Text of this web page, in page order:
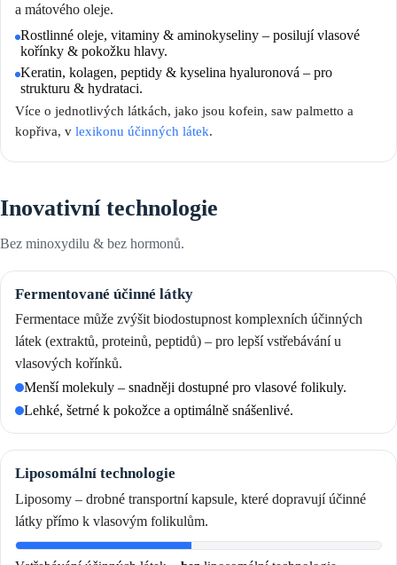
a mátového oleje.
Rostlinné oleje, vitaminy & aminokyseliny – posilují vlasové
kořínky & pokožku hlavy.
Keratin, kolagen, peptidy & kyselina hyaluronová – pro
strukturu & hydrataci.
Více o jednotlivých látkách, jako jsou kofein, saw palmetto a
kopřiva, v lexikonu účinných látek.
Inovativní technologie
Bez minoxydilu & bez hormonů.
Fermentované účinné látky
Fermentace může zvýšit biodostupnost komplexních účinných
látek (extraktů, proteinů, peptidů) – pro lepší vstřebávání u
vlasových kořínků.
Menší molekuly – snadněji dostupné pro vlasové folikuly.
Lehké, šetrné k pokožce a optimálně snášenlivé.
Liposomální technologie
Liposomy – drobné transportní kapsule, které dopravují účinné
látky přímo k vlasovým folikulům.